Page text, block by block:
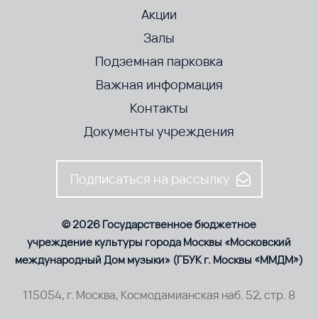
Акции
Залы
Подземная парковка
Важная информация
Контакты
Документы учреждения
Подписаться на рассылку
© 2026 Государственное бюджетное
учреждение культуры города Москвы «Московский
международный Дом музыки» (ГБУК г. Москвы «ММДМ»)
115054, г. Москва, Космодамианская наб. 52, стр. 8